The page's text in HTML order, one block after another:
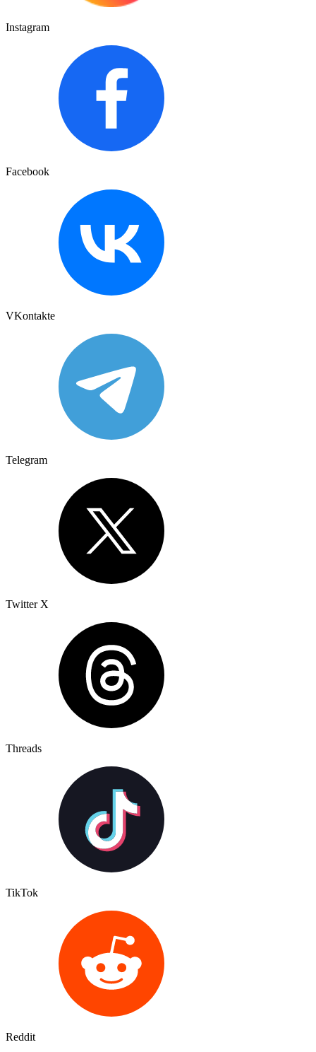
Instagram
Facebook
VKontakte
Telegram
Twitter X
Threads
TikTok
Reddit